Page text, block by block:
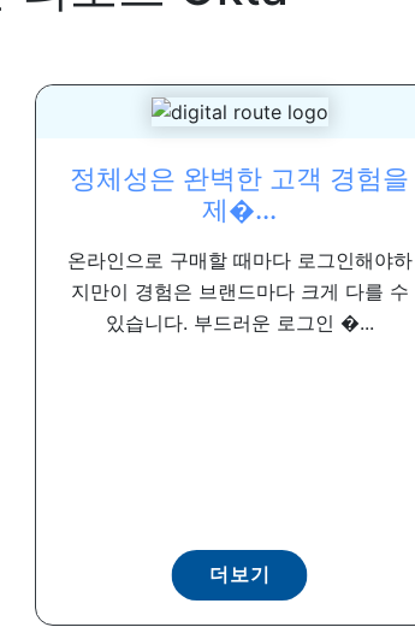
정체성은 완벽한 고객 경험을
제�...
온라인으로 구매할 때마다 로그인해야하
지만이 경험은 브랜드마다 크게 다를 수
있습니다. 부드러운 로그인 �...
더보기